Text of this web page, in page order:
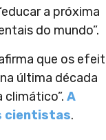
a próxima
do mundo”.
que os
última década
A
cientistas.